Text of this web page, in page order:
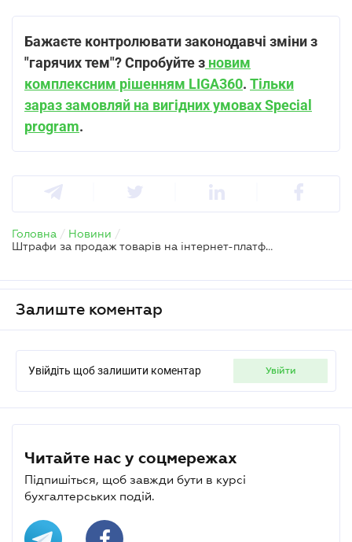
Бажаєте контролювати законодавчі зміни з
"гарячих тем"? Спробуйте з новим
комплексним рішенням LIGA360. Тільки
зараз замовляй на вигідних умовах Special
program.
Головна / Новини /
Штрафи за продаж товарів на інтернет-платформах: що кажуть ДПС та нардепи
Залиште коментар
Увійдіть щоб залишити коментар увійти
Читайте нас у соцмережах
Підпишіться, щоб завжди бути в курсі
бухгалтерських подій.